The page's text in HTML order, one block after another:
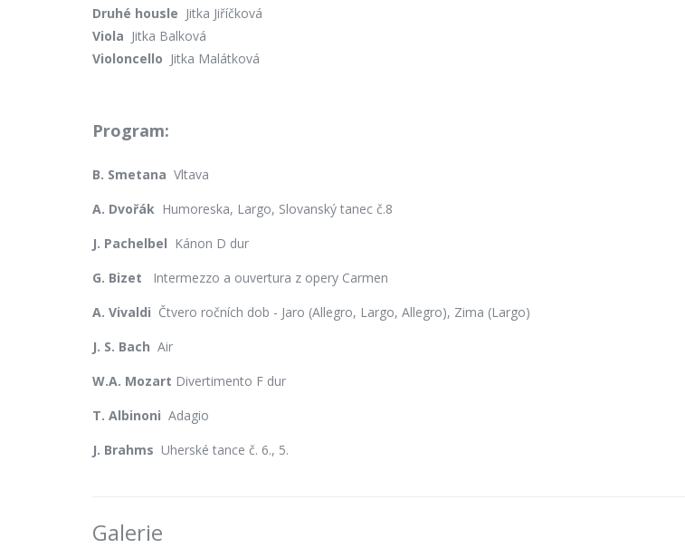
Druhé housle Jitka Jiříčková
Viola Jitka Balková
Violoncello Jitka Malátková
Program:
B. Smetana Vltava
A. Dvořák Humoreska, Largo, Slovanský tanec č.8
J. Pachelbel Kánon D dur
G. Bizet Intermezzo a ouvertura z opery Carmen
A. Vivaldi Čtvero ročních dob - Jaro (Allegro, Largo, Allegro), Zima (Largo)
J. S. Bach Air
W.A. Mozart Divertimento F dur
T. Albinoni Adagio
J. Brahms Uherské tance č. 6., 5.
Galerie